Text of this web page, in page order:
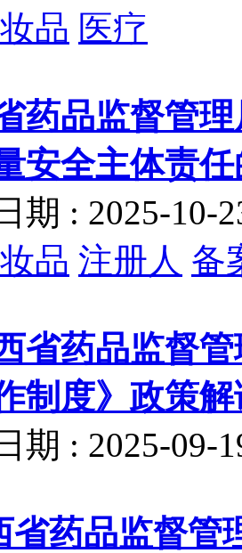
品 医疗
药品监督管
安全主体责
期 : 2025-10-
品 注册人 备
省药品监督
制度》政策
期 : 2025-09-
省药品监督管